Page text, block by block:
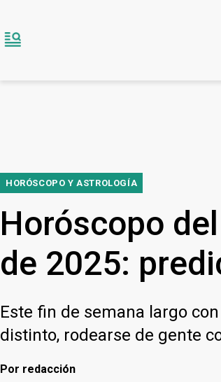
HORÓSCOPO Y ASTROLOGÍA
Horóscopo
de 2025:
Este fin de semana largo
distinto, rodearse de gente
Por redacción